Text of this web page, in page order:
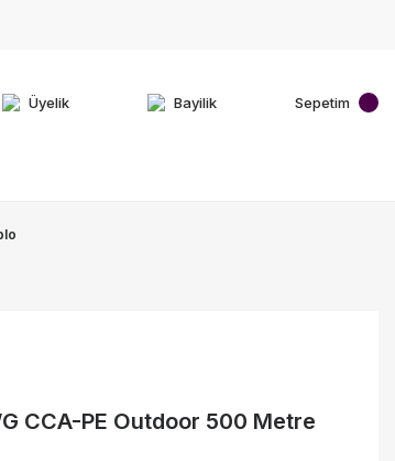
Üyelik Bayilik Sepetim
CCA-PE Outdoor 500 Metre